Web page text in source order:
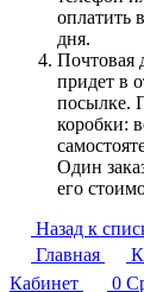
оплатить
дня.
Почтовая
придет в
посылке.
коробки:
Один
его
Назад к
Главная
Кабинет
0